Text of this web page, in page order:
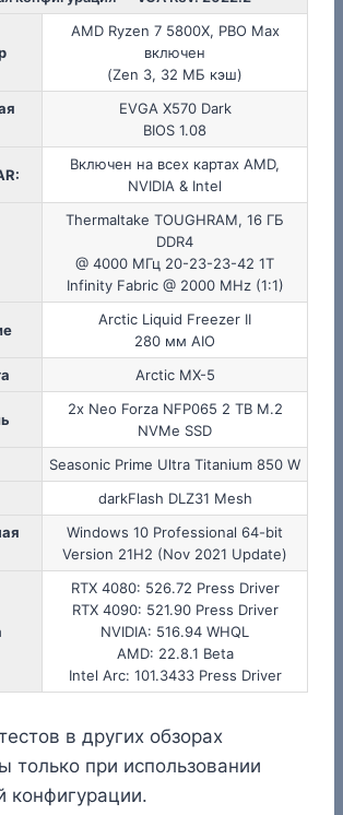
AMD Ryzen 7 5800X, PBO Max
включен
(Zen 3, 32 МБ кэш)
EVGA X570 Dark
BIOS 1.08
Включен на всех картах AMD,
NVIDIA & Intel
Thermaltake TOUGHRAM, 16 ГБ
DDR4
@ 4000 МГц 20-23-23-42 1T
Infinity Fabric @ 2000 MHz (1:1)
Arctic Liquid Freezer II
280 мм AIO
Arctic MX-5
2x Neo Forza NFP065 2 TB M.2
NVMe SSD
Seasonic Prime Ultra Titanium 850 W
darkFlash DLZ31 Mesh
Windows 10 Professional 64-bit
Version 21H2 (Nov 2021 Update)
RTX 4080: 526.72 Press Driver
RTX 4090: 521.90 Press Driver
NVIDIA: 516.94 WHQL
AMD: 22.8.1 Beta
Intel Arc: 101.3433 Press Driver
в других обзорах
только при использовании
конфигурации.